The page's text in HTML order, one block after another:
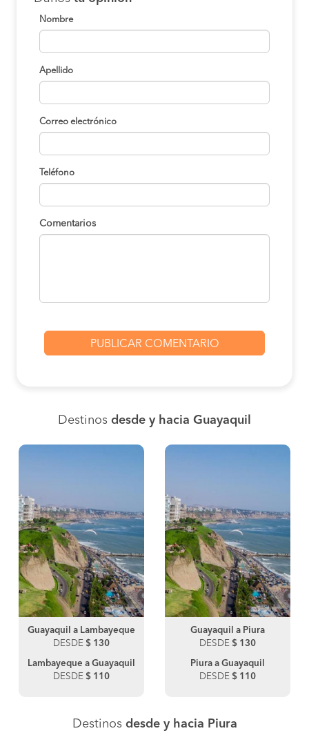
Nombre
Apellido
Correo electrónico
Teléfono
Comentarios
Destinos desde y hacia Guayaquil
Guayaquil a Lambayeque
DESDE $ 130
Lambayeque a Guayaquil
DESDE $ 110
Guayaquil a Piura
DESDE $ 130
Piura a Guayaquil
DESDE $ 110
Destinos desde y hacia Piura